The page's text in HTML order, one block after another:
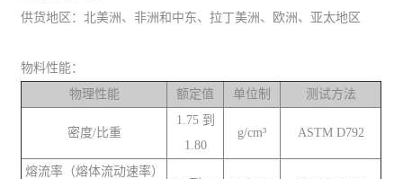
供货地区：北美洲、非洲和中东、拉丁美洲、欧洲、亚太地区
物料性能：
物理性能
额定值 单位制 测试方法
密度/比重
1.75 到
1.80
g/cm³ ASTM D792
熔流率（熔体流动速率）